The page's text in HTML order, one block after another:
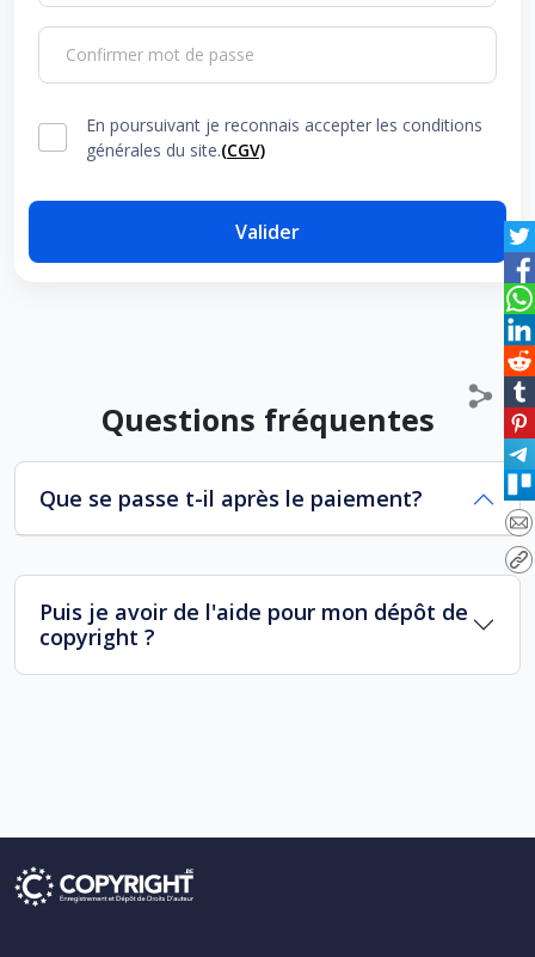
Confirmer mot de passe
En poursuivant je reconnais accepter les conditions
générales du site.(CGV)
Valider
Questions fréquentes
Que se passe t-il après le paiement?
Puis je avoir de l'aide pour mon dépôt de
copyright ?